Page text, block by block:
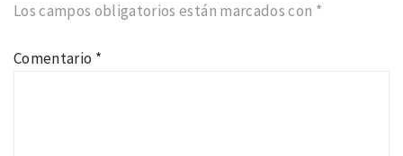
Los campos obligatorios están marcados con *
Comentario *